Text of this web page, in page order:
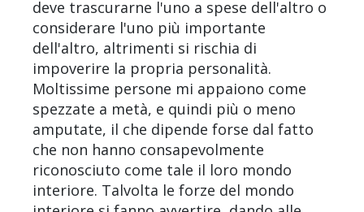
deve trascurarne l'uno a spese dell'altro o
considerare l'uno più importante
dell'altro, altrimenti si rischia di
impoverire la propria personalità.
Moltissime persone mi appaiono come
spezzate a metà, e quindi più o meno
amputate, il che dipende forse dal fatto
che non hanno consapevolmente
riconosciuto come tale il loro mondo
interiore. Talvolta le forze del mondo